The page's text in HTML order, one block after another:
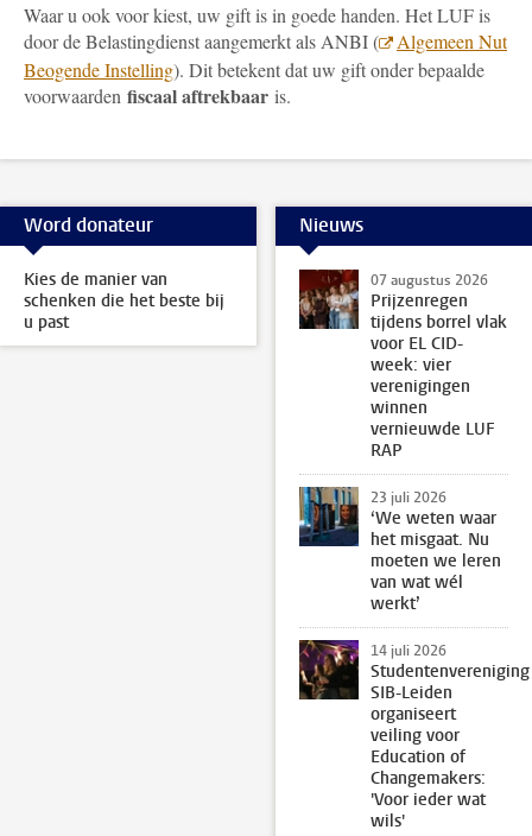
Waar u ook voor kiest, uw gift is in goede handen. Het LUF is
door de Belastingdienst aangemerkt als ANBI (
Algemeen Nut
Beogende Instelling). Dit betekent dat uw gift onder bepaalde
voorwaarden fiscaal aftrekbaar is.
Word donateur
Kies de manier van
schenken die het beste bij
u past
Nieuws
07 augustus 2026
Prijzenregen
tijdens borrel vlak
voor EL CID-
week: vier
verenigingen
winnen
vernieuwde LUF
RAP
23 juli 2026
‘We weten waar
het misgaat. Nu
moeten we leren
van wat wél
werkt’
14 juli 2026
Studentenvereniging
SIB-Leiden
organiseert
veiling voor
Education of
Changemakers:
'Voor ieder wat
wils'